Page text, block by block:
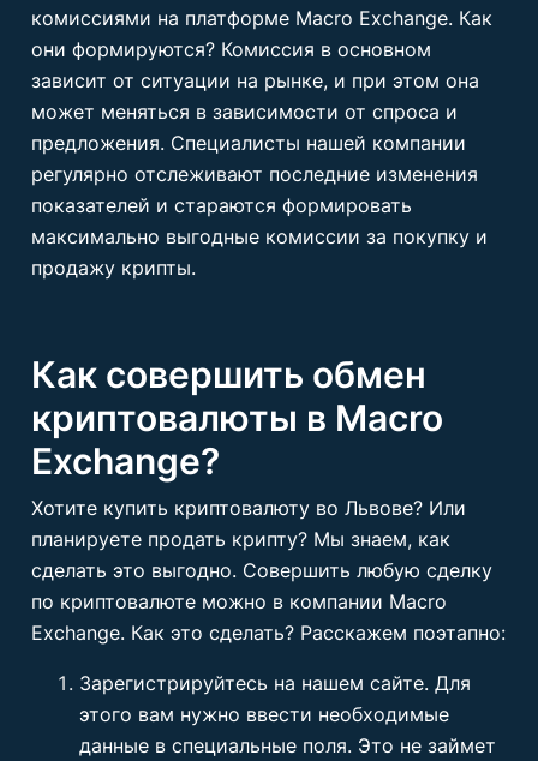
комиссиями на платформе Macro Exchange. Как
они формируются? Комиссия в основном
зависит от ситуации на рынке, и при этом она
может меняться в зависимости от спроса и
предложения. Специалисты нашей компании
регулярно отслеживают последние изменения
показателей и стараются формировать
максимально выгодные комиссии за покупку и
продажу крипты.
Как совершить обмен
криптовалюты в Macro
Exchange?
Хотите купить криптовалюту во Львове? Или
планируете продать крипту? Мы знаем, как
сделать это выгодно. Совершить любую сделку
по криптовалюте можно в компании Macro
Exchange. Как это сделать? Расскажем поэтапно:
Зарегистрируйтесь на нашем сайте. Для
этого вам нужно ввести необходимые
данные в специальные поля. Это не займет